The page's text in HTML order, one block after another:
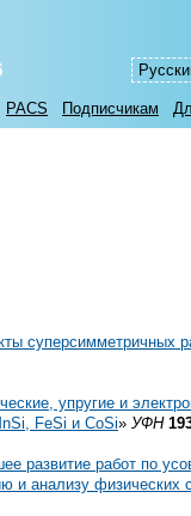
PACS Подписчикам
суперсимметричных
упругие и
FeSi и CoSi» УФН
развитие работ по
и анализу физических